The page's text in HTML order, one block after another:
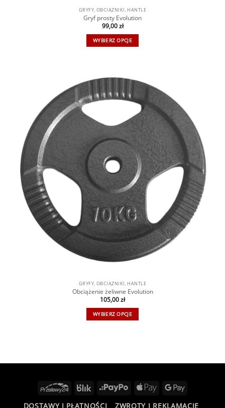
GRYFY, OBCIĄŻNIKI, HANTLE
Gryf prosty Evolution
99,00zł
WYBIERZ OPCJE
GRYFY, OBCIĄŻNIKI, HANTLE
Obciążenie żeliwne Evolution
105,00zł
WYBIERZ OPCJE
DOSTAWY I PŁATNOŚCI ZWROTY I REKLAMACJE